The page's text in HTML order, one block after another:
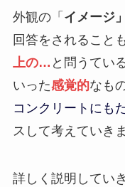
外観の「 イメージ」
回答をされること
上の… と問うてい
いった感覚的なも
コンクリートにも
スして考えていき
詳しく説明してい